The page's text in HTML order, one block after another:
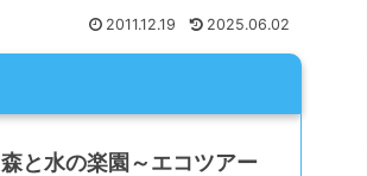
2011.12.19 2025.06.02
と水の楽園～エコツアー